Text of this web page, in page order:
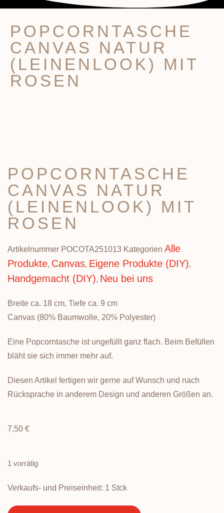
POPCORNTASCHE
CANVAS NATUR
(LEINENLOOK) MIT
ROSEN
POPCORNTASCHE
CANVAS NATUR
(LEINENLOOK) MIT
ROSEN
Artikelnummer POCOTA251013 Kategorien Alle
Produkte, Canvas, Eigene Produkte (DIY),
Handgemacht (DIY), Neu bei uns
Breite ca. 18 cm, Tiefe ca. 9 cm
Canvas (80% Baumwolle, 20% Polyester)
Eine Popcorntasche ist ungefüllt ganz flach. Beim Befüllen
bläht sie sich immer mehr auf.
Diesen Artikel fertigen wir gerne auf Wunsch und nach
Rücksprache in anderem Design und anderen Größen an.
7,50 €
1 vorrätig
Verkaufs- und Preiseinheit: 1 Stck